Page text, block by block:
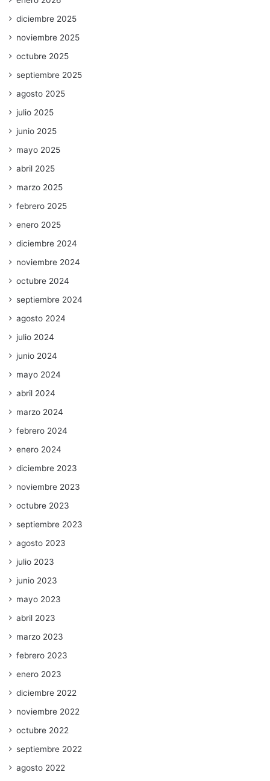
diciembre 2025
noviembre 2025
octubre 2025
septiembre 2025
agosto 2025
julio 2025
junio 2025
mayo 2025
abril 2025
marzo 2025
febrero 2025
enero 2025
diciembre 2024
noviembre 2024
octubre 2024
septiembre 2024
agosto 2024
julio 2024
junio 2024
mayo 2024
abril 2024
marzo 2024
febrero 2024
enero 2024
diciembre 2023
noviembre 2023
octubre 2023
septiembre 2023
agosto 2023
julio 2023
junio 2023
mayo 2023
abril 2023
marzo 2023
febrero 2023
enero 2023
diciembre 2022
noviembre 2022
octubre 2022
septiembre 2022
agosto 2022